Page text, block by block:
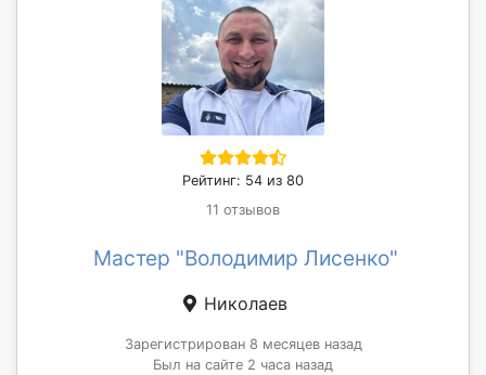
Рейтинг: 54 из 80
11 отзывов
Мастер "Володимир Лисенко"
Николаев
Зарегистрирован 8 месяцев назад
Был на сайте 2 часа назад